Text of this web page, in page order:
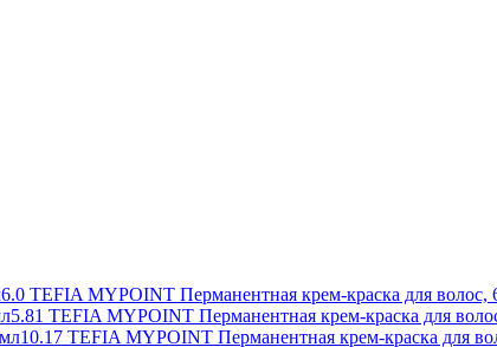
6.0 TEFIA MYPOINT Перманентная крем-краска для волос,
5.81 TEFIA MYPOINT Перманентная крем-краска для
10.17 TEFIA MYPOINT Перманентная крем-краска для